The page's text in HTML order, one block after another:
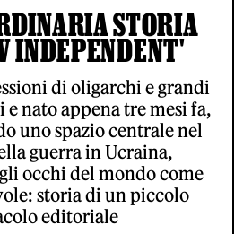
STORIA
INDEPENDENT'
di oligarchi e grandi
nato appena tre mesi fa,
uno spazio centrale nel
guerra in Ucraina,
occhi del mondo come
storia di un piccolo
editoriale